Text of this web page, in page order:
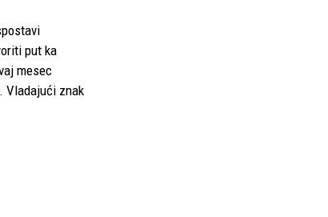
put ka
mesec
Vladajući znak